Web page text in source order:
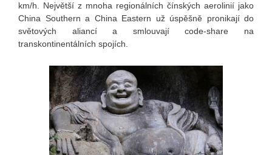
km/h. Největší z mnoha regionálních čínských aerolinií jako
China Southern a China Eastern už úspěšně pronikají do
světových aliancí a smlouvají code-share na
transkontinentálních spojích.